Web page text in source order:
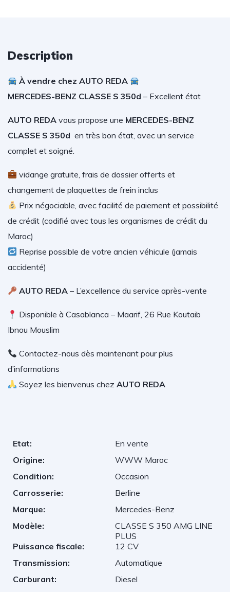
Description
À vendre chez AUTO REDA
MERCEDES-BENZ CLASSE S 350d – Excellent état
AUTO REDA vous propose une MERCEDES-BENZ
CLASSE S 350d en très bon état, avec un service
complet et soigné.
vidange gratuite, frais de dossier offerts et
changement de plaquettes de frein inclus
Prix négociable, avec facilité de paiement et possibilité
de crédit (codifié avec tous les organismes de crédit du
Maroc)
Reprise possible de votre ancien véhicule (jamais
accidenté)
AUTO REDA – L’excellence du service après-vente
Disponible à Casablanca – Maarif, 26 Rue Koutaib
Ibnou Mouslim
Contactez-nous dès maintenant pour plus
d’informations
Soyez les bienvenus chezAUTO REDA
Etat:
En vente
Origine:
WWW Maroc
Condition:
Occasion
Carrosserie:
Berline
Marque:
Mercedes-Benz
Modèle:
CLASSE S 350 AMG LINE
PLUS
Puissance fiscale:
12 CV
Transmission:
Automatique
Carburant:
Diesel